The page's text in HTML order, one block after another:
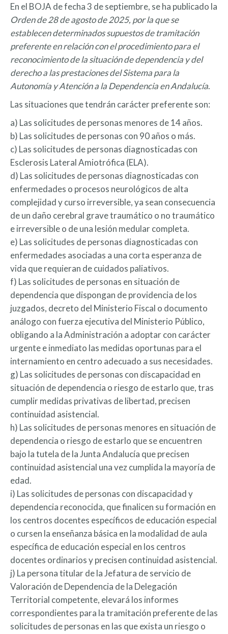
En el BOJA de fecha 3 de septiembre, se ha publicado la
Orden de 28 de agosto de 2025, por la que se
establecen determinados supuestos de tramitación
preferente en relación con el procedimiento para el
reconocimiento de la situación de dependencia y del
derecho a las prestaciones del Sistema para la
Autonomía y Atención a la Dependencia en Andalucía.
Las situaciones que tendrán carácter preferente son:
a) Las solicitudes de personas menores de 14 años.
b) Las solicitudes de personas con 90 años o más.
c) Las solicitudes de personas diagnosticadas con
Esclerosis Lateral Amiotrófica (ELA).
d) Las solicitudes de personas diagnosticadas con
enfermedades o procesos neurológicos de alta
complejidad y curso irreversible, ya sean consecuencia
de un daño cerebral grave traumático o no traumático
e irreversible o de una lesión medular completa.
e) Las solicitudes de personas diagnosticadas con
enfermedades asociadas a una corta esperanza de
vida que requieran de cuidados paliativos.
f) Las solicitudes de personas en situación de
dependencia que dispongan de providencia de los
juzgados, decreto del Ministerio Fiscal o documento
análogo con fuerza ejecutiva del Ministerio Público,
obligando a la Administración a adoptar con carácter
urgente e inmediato las medidas oportunas para el
internamiento en centro adecuado a sus necesidades.
g) Las solicitudes de personas con discapacidad en
situación de dependencia o riesgo de estarlo que, tras
cumplir medidas privativas de libertad, precisen
continuidad asistencial.
h) Las solicitudes de personas menores en situación de
dependencia o riesgo de estarlo que se encuentren
bajo la tutela de la Junta Andalucía que precisen
continuidad asistencial una vez cumplida la mayoría de
edad.
i) Las solicitudes de personas con discapacidad y
dependencia reconocida, que finalicen su formación en
los centros docentes específicos de educación especial
o cursen la enseñanza básica en la modalidad de aula
específica de educación especial en los centros
docentes ordinarios y precisen continuidad asistencial.
j) La persona titular de la Jefatura de servicio de
Valoración de Dependencia de la Delegación
Territorial competente, elevará los informes
correspondientes para la tramitación preferente de las
solicitudes de personas en las que exista un riesgo o